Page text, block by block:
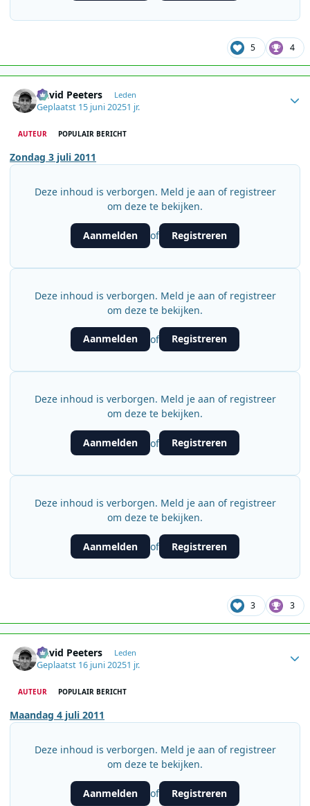
5 4
David Peeters Leden
Geplaatst 15 juni 20251 jr.
AUTEUR POPULAIR BERICHT
Zondag 3 juli 2011
Deze inhoud is verborgen. Meld je aan of registreer
om deze te bekijken.
Aanmelden of Registreren
Deze inhoud is verborgen. Meld je aan of registreer
om deze te bekijken.
Aanmelden of Registreren
Deze inhoud is verborgen. Meld je aan of registreer
om deze te bekijken.
Aanmelden of Registreren
Deze inhoud is verborgen. Meld je aan of registreer
om deze te bekijken.
Aanmelden of Registreren
3 3
David Peeters Leden
Geplaatst 16 juni 20251 jr.
AUTEUR POPULAIR BERICHT
Maandag 4 juli 2011
Deze inhoud is verborgen. Meld je aan of registreer
om deze te bekijken.
Aanmelden of Registreren